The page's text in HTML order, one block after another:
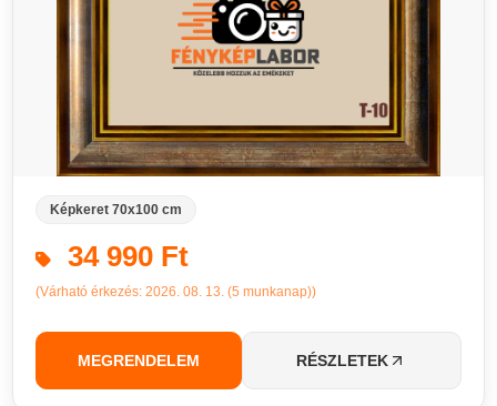
Képkeret 70x100 cm
34 990 Ft
(Várható érkezés: 2026. 08. 13. (5 munkanap))
MEGRENDELEM RÉSZLETEK